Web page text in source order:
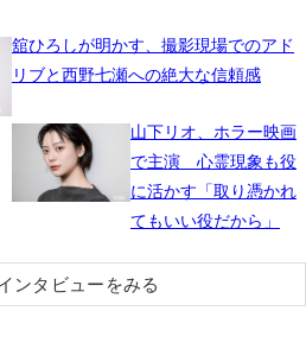
舘ひろしが明かす、撮影現場でのアド
リブと西野七瀬への絶大な信頼感
山下リオ、ホラー映画
で主演 心霊現象も役
に活かす「取り憑かれ
てもいい役だから」
ンタビューをみる